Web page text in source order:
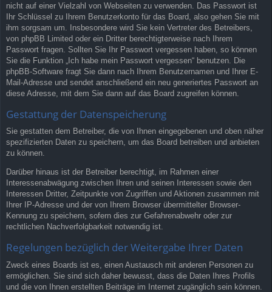
nicht auf einer Vielzahl von Webseiten zu verwenden. Das Passwort ist
Ihr Schlüssel zu Ihrem Benutzerkonto für das Board, also gehen Sie mit
ihm sorgsam um. Insbesondere wird Sie kein Vertreter des Betreibers,
von phpBB Limited oder ein Dritter berechtigterweise nach Ihrem
Passwort fragen. Sollten Sie Ihr Passwort vergessen haben, so können
Sie die Funktion „Ich habe mein Passwort vergessen“ benutzen. Die
phpBB-Software fragt Sie dann nach Ihrem Benutzernamen und Ihrer E-
Mail-Adresse und sendet anschließend ein neu generiertes Passwort an
diese Adresse, mit dem Sie dann auf das Board zugreifen können.
Gestattung der Datenspeicherung
Sie gestatten dem Betreiber, die von Ihnen eingegebenen und oben näher
spezifizierten Daten zu speichern, um das Board betreiben und anbieten
zu können.
Darüber hinaus ist der Betreiber berechtigt, im Rahmen einer
Interessenabwägung zwischen Ihren und seinen Interessen sowie den
Interessen Dritter, Zeitpunkte von Zugriffen und Aktionen zusammen mit
Ihrer IP-Adresse und der von Ihrem Browser übermittelter Browser-
Kennung zu speichern, sofern dies zur Gefahrenabwehr oder zur
rechtlichen Nachverfolgbarkeit notwendig ist.
Regelungen bezüglich der Weitergabe Ihrer Daten
Zweck eines Boards ist es, einen Austausch mit anderen Personen zu
ermöglichen. Sie sind sich daher bewusst, dass die Daten Ihres Profils
und die von Ihnen erstellten Beiträge im Internet zugänglich sein können.